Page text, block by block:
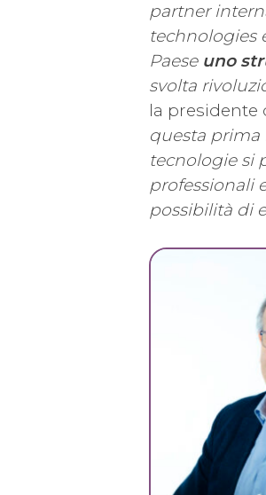
partner
technologies
Paese uno
svolta
la presidente
questa prima
tecnologie si
professionali
possibilità di